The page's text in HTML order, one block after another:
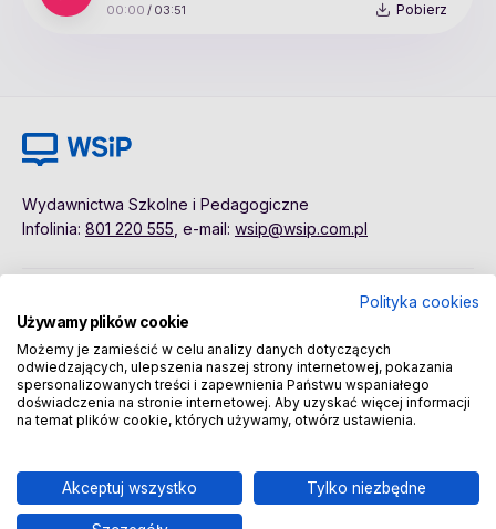
00:00 / 03:51 Pobierz
Wydawnictwa Szkolne i Pedagogiczne
Infolinia: 801 220 555 , e-mail: wsip@wsip.com.pl
Dane osobowe
Regulamin
Pierwsze kroki
Sklep
Polityka cookies
Używamy plików cookie
Możemy je zamieścić w celu analizy danych dotyczących
odwiedzających, ulepszenia naszej strony internetowej, pokazania
spersonalizowanych treści i zapewnienia Państwu wspaniałego
doświadczenia na stronie internetowej. Aby uzyskać więcej informacji
na temat plików cookie, których używamy, otwórz ustawienia.
Akceptuj wszystko Tylko niezbędne